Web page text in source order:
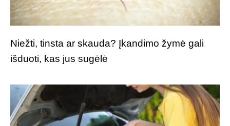
Niežti, tinsta ar skauda? Įkandimo žymė gali
išduoti, kas jus sugėlė